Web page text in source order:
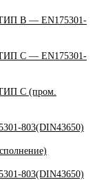
ТИП B — EN175301-
ТИП C — EN175301-
ТИП C (пром.
803(DIN43650)
803(DIN43650)